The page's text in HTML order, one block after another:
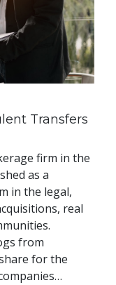
Transfers
firm in the
as a
in the legal,
real
from
for the